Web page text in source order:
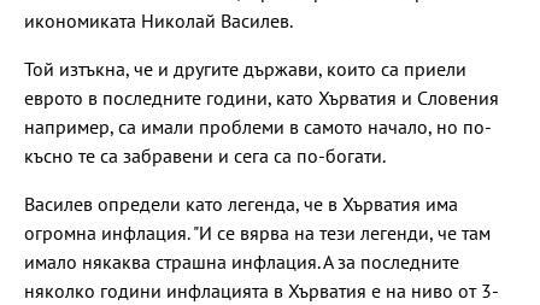
икономиката Николай Василев.
Той изтъкна, че и другите държави, които са приели
еврото в последните години, като Хърватия и Словения
например, са имали проблеми в самото начало, но по-
късно те са забравени и сега са по-богати.
Василев определи като легенда, че в Хърватия има
огромна инфлация. "И се вярва на тези легенди, че там
имало някаква страшна инфлация. А за последните
няколко години инфлацията в Хърватия е на ниво от 3-